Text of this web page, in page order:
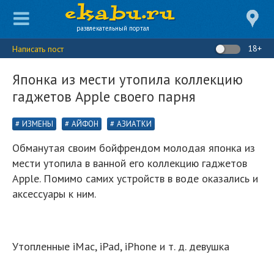
развлекательный портал
Написать пост 18+
Японка из мести утопила коллекцию
гаджетов Apple своего парня
ИЗМЕНЫ АЙФОН АЗИАТКИ
Обманутая своим бойфрендом молодая японка из
мести утопила в ванной его коллекцию гаджетов
Apple. Помимо самих устройств в воде оказались и
аксессуары к ним.
Утопленные iMac, iPad, iPhone и т. д. девушка